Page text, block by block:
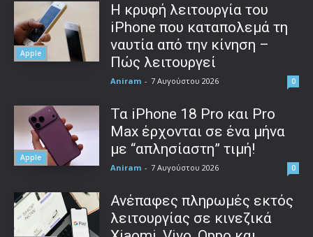
Apple
Η κρυφή λειτουργία του
iPhone που καταπολεμά τη
ναυτία από την κίνηση –
Πώς λειτουργεί
Aniram - 7 Αυγούστου 2026 0
Apple
Τα iPhone 18 Pro και Pro
Max έρχονται σε ένα μήνα
με “απλησίαστη” τιμή!
Aniram - 7 Αυγούστου 2026 0
Ανέπαφες πληρωμές εκτός
λειτουργίας σε κινεζικά